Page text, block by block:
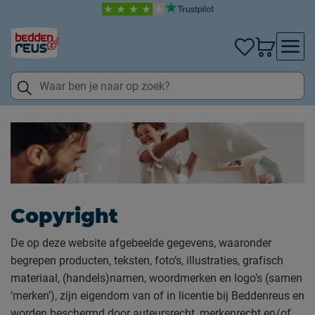
Copyright
De op deze website afgebeelde gegevens, waaronder
begrepen producten, teksten, foto’s, illustraties, grafisch
materiaal, (handels)namen, woordmerken en logo’s (samen
‘merken’), zijn eigendom van of in licentie bij Beddenreus en